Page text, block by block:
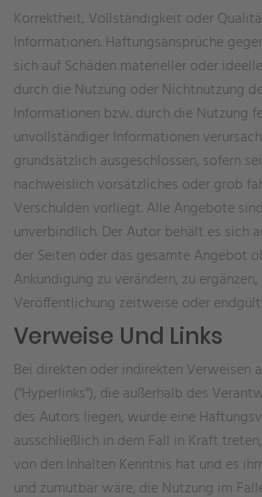
Korrektheit, Vollständigkeit oder
Informationen. Haftungsansprüche
sich auf Schäden materieller oder
durch die Nutzung oder Nichtnutzung
Informationen bzw. durch die Nutzung
unvollständiger Informationen
grundsätzlich ausgeschlossen, sofern
nachweislich vorsätzliches oder grob
Verschulden vorliegt. Alle Angebote
unverbindlich. Der Autor behält es sich
der Seiten oder das gesamte Angebot
Ankündigung zu verändern, zu
Veröffentlichung zeitweise oder
Verweise Und Links
Bei direkten oder indirekten Verweisen
("Hyperlinks"), die außerhalb des
des Autors liegen, würde eine
ausschließlich in dem Fall in Kraft
von den Inhalten Kenntnis hat und es
und zumutbar wäre, die Nutzung im